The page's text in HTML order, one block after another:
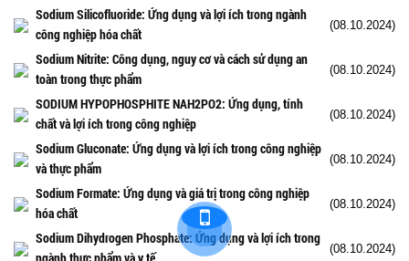
Sodium Silicofluoride: Ứng dụng và lợi ích trong ngành
công nghiệp hóa chất
(08.10.2024)
Sodium Nitrite: Công dụng, nguy cơ và cách sử dụng an
toàn trong thực phẩm
(08.10.2024)
SODIUM HYPOPHOSPHITE NAH2PO2: Ứng dụng, tính
chất và lợi ích trong công nghiệp
(08.10.2024)
Sodium Gluconate: Ứng dụng và lợi ích trong công nghiệp
và thực phẩm
(08.10.2024)
Sodium Formate: Ứng dụng và giá trị trong công nghiệp
hóa chất
(08.10.2024)
Sodium Dihydrogen Phosphate: Ứng dụng và lợi ích trong
(08.10.2024)